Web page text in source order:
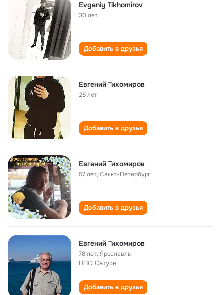
Evgeniy Tikhomirov
30 лет
Добавить в друзья
Евгений Тихомиров
25 лет
Добавить в друзья
Евгений Тихомиров
57 лет,Санкт-Петербург
Добавить в друзья
Евгений Тихомиров
78 лет,Ярославль
НПО Сатурн
Добавить в друзья